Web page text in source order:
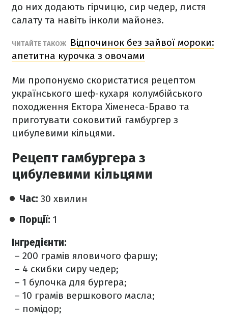
до них додають гірчицю, сир чедер, листя
салату та навіть інколи майонез.
ЧИТАЙТЕ ТАКОЖ
Відпочинок без зайвої мороки:
апетитна курочка з овочами
Ми пропонуємо скористатися рецептом
українського шеф-кухаря колумбійського
походження Ектора Хіменеса-Браво та
приготувати соковитий гамбургер з
цибулевими кільцями.
Рецепт гамбургера з
цибулевими кільцями
Час: 30 хвилин
Порції: 1
Інгредієнти:
– 200 грамів яловичого фаршу;
– 4 скибки сиру чедер;
– 1 булочка для бургера;
– 10 грамів вершкового масла;
– помідор;